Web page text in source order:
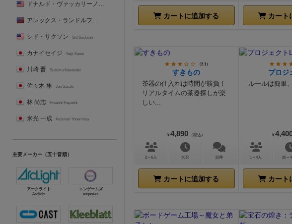
カートに追加する カート
（3.1）
すきもの
茶器の仕入れは時間が勝負！
リアルタイムの茶器探しが楽
しい...
¥ 4,890 （税込）
2～6人 30分 15件
カートに追加する
プロジ
ルールは簡単
¥
1～4人 20～
カート
ドナルド・ヴァッカリーノ Donald X. Vaccarino
アレックス・ランドルフ Alex Randolph
シド・サクソン Sid Sackson
カナイセイジ Seiji Kanai
川崎 晋 Susumu Kawasaki
佐々木 隼 Jun Sasaki
林 尚志 Hisashi Hayashi
米光 一成 Kazunari Yonemitsu
主要メーカー（五十音順）
アークライト
Arclight
エンゲームズ
engames